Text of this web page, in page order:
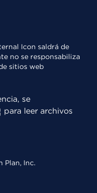
saldrá de
no se responsabiliza
sitios web
se
para leer archivos
Plan, Inc.